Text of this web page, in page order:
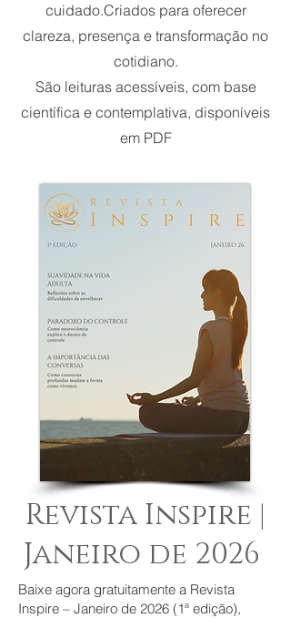
cuidado.Criados para oferecer
clareza, presença e transformação no
cotidiano.
São leituras acessíveis, com base
científica e contemplativa, disponíveis
em PDF
Revista Inspire |
Janeiro de 2026
Baixe agora gratuitamente a Revista
Inspire – Janeiro de 2026 (1ª edição),